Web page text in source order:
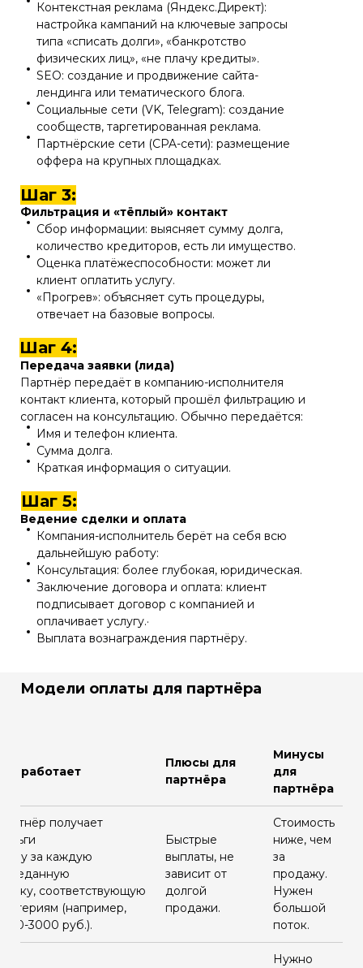
Шаг 5:
Шаг 4:
Шаг 3:
Контекстная реклама (Яндекс.Директ):
настройка кампаний на ключевые запросы
типа «списать долги», «банкротство
физических лиц», «не плачу кредиты».
SEO: создание и продвижение сайта-
лендинга или тематического блога.
Социальные сети (VK, Telegram): создание
сообществ, таргетированная реклама.
Партнёрские сети (CPA-сети): размещение
оффера на крупных площадках.
Фильтрация и «тёплый» контакт
Сбор информации: выясняет сумму долга,
количество кредиторов, есть ли имущество.
Оценка платёжеспособности: может ли
клиент оплатить услугу.
«Прогрев»: объясняет суть процедуры,
отвечает на базовые вопросы.
Передача заявки (лида)
Партнёр передаёт в компанию-исполнителя
контакт клиента, который прошёл фильтрацию и
согласен на консультацию. Обычно передаётся:
Имя и телефон клиента.
Сумма долга.
Краткая информация о ситуации.
Ведение сделки и оплата
Компания-исполнитель берёт на себя всю
дальнейшую работу:
Консультация: более глубокая, юридическая.
Заключение договора и оплата: клиент
подписывает договор с компанией и
оплачивает услугу.·
Выплата вознаграждения партнёру.
Модели оплаты для партнёра
работает
Плюсы для
партнёра
Минусы
для
партнёра
получает
за каждую
соответствующую
(например,
3000 руб.).
Быстрые
выплаты, не
зависит от
долгой
продажи.
Стоимость
ниже, чем
за
продажу.
Нужен
большой
поток.
Нужно